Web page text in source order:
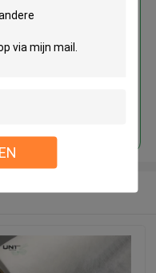
Mensen
Stoffen Grondstof